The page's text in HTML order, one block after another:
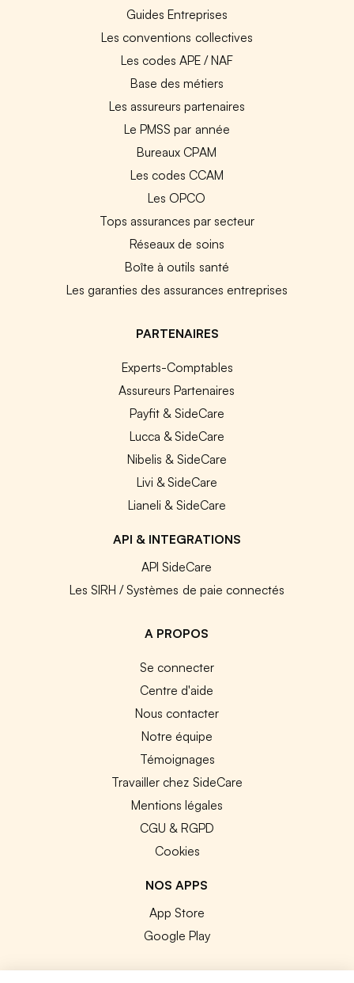
Guides Entreprises
Les conventions collectives
Les codes APE / NAF
Base des métiers
Les assureurs partenaires
Le PMSS par année
Bureaux CPAM
Les codes CCAM
Les OPCO
Tops assurances par secteur
Réseaux de soins
Boîte à outils santé
Les garanties des assurances entreprises
PARTENAIRES
Experts-Comptables
Assureurs Partenaires
Payfit & SideCare
Lucca & SideCare
Nibelis & SideCare
Livi & SideCare
Lianeli & SideCare
API & INTEGRATIONS
API SideCare
Les SIRH / Systèmes de paie connectés
A PROPOS
Se connecter
Centre d'aide
Nous contacter
Notre équipe
Témoignages
Travailler chez SideCare
Mentions légales
CGU & RGPD
Cookies
NOS APPS
App Store
Google Play